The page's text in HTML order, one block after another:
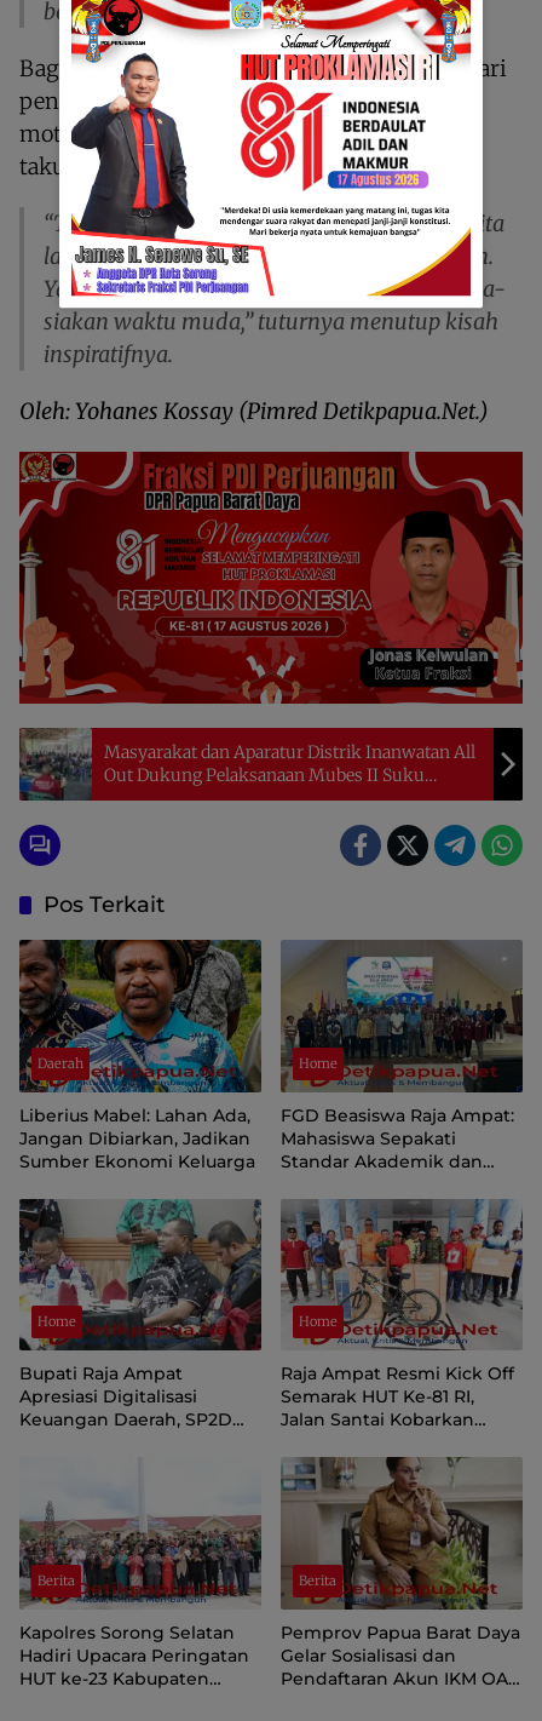
berdiri di atas kaki sendiri,” katanya.
Bagi Imanuel, usahanya bukan sekadar mencari
penghasilan, tetapi juga menjadi bentuk
motivasi bagi anak muda Papua untuk tidak
takut memulai dari hal kecil.
“Tidak ada pekerjaan yang rendah selama kita
lakukan dengan jujur dan sungguh-sungguh.
Yang penting kita mau berusaha dan tidak sia-
siakan waktu muda,” tuturnya menutup kisah
inspiratifnya.
Oleh: Yohanes Kossay (Pimred Detikpapua.Net.)
Masyarakat dan Aparatur Distrik Inanwatan All
Out Dukung Pelaksanaan Mubes II Suku
Imekko
Pos Terkait
Daerah
Liberius Mabel: Lahan Ada,
Jangan Dibiarkan, Jadikan
Sumber Ekonomi Keluarga
Home
FGD Beasiswa Raja Ampat:
Mahasiswa Sepakati
Standar Akademik dan
Home
Bupati Raja Ampat
Apresiasi Digitalisasi
Keuangan Daerah, SP2D
Home
Raja Ampat Resmi Kick Off
Semarak HUT Ke-81 RI,
Jalan Santai Kobarkan
Nasionalisme
Berita
Kapolres Sorong Selatan
Hadiri Upacara Peringatan
HUT ke-23 Kabupaten
Berita
Pemprov Papua Barat Daya
Gelar Sosialisasi dan
Pendaftaran Akun IKM OAP